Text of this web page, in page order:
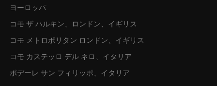
ヨーロッパ
コモ ザ ハルキン、ロンドン、イギリス
コモ メトロポリタン ロンドン、イギリス
コモ カステッロ デル ネロ、イタリア
ポデーレ サン フィリッポ、イタリア